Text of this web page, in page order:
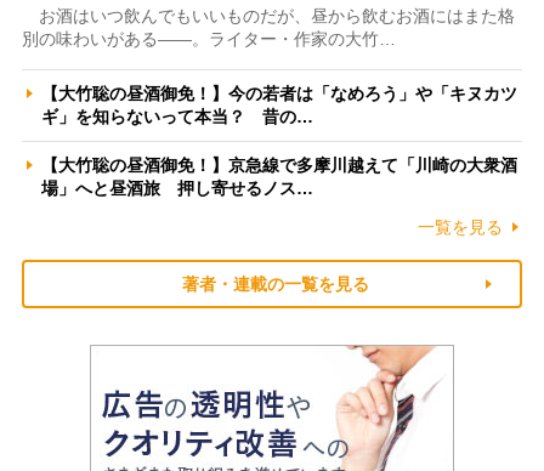
お酒はいつ飲んでもいいものだが、昼から飲むお酒にはまた格
別の味わいがある――。ライター・作家の大竹…
【大竹聡の昼酒御免！】今の若者は「なめろう」や「キヌカツ
ギ」を知らないって本当？ 昔の…
【大竹聡の昼酒御免！】京急線で多摩川越えて「川崎の大衆酒
場」へと昼酒旅 押し寄せるノス…
一覧を見る
著者・連載の一覧を見る